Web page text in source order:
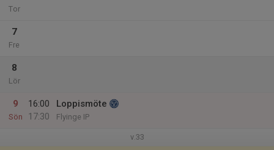
Tor
7
Fre
8
Lör
9
Sön
16:00
17:30
Loppismöte
Flyinge IP
v.33